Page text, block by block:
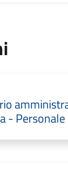
- Personale